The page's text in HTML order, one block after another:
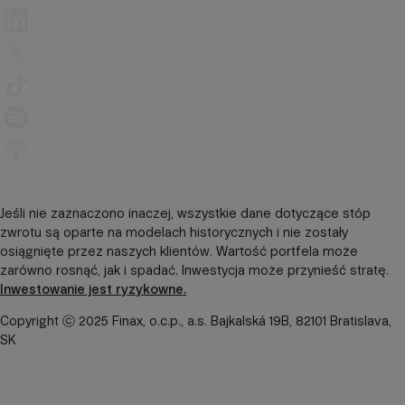
Jeśli nie zaznaczono inaczej, wszystkie dane dotyczące stóp
zwrotu są oparte na modelach historycznych i nie zostały
osiągnięte przez naszych klientów. Wartość portfela może
zarówno rosnąć, jak i spadać. Inwestycja może przynieść stratę.
Inwestowanie jest ryzykowne.
Copyright ⓒ 2025 Finax, o.c.p., a.s. Bajkalská 19B, 82101 Bratislava,
SK